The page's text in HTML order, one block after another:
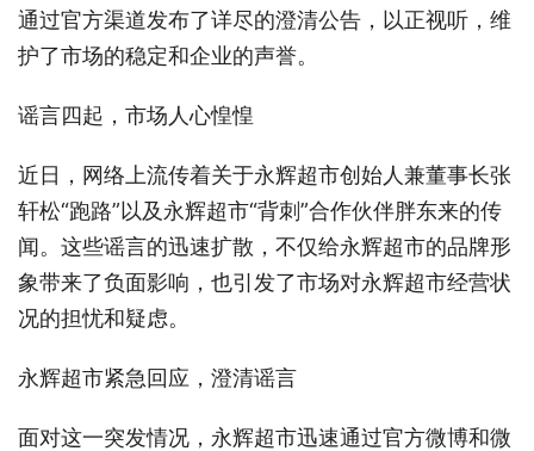
通过官方渠道发布了详尽的澄清公告，以正视听，维
护了市场的稳定和企业的声誉。
谣言四起，市场人心惶惶
近日，网络上流传着关于永辉超市创始人兼董事长张
轩松“跑路”以及永辉超市“背刺”合作伙伴胖东来的传
闻。这些谣言的迅速扩散，不仅给永辉超市的品牌形
象带来了负面影响，也引发了市场对永辉超市经营状
况的担忧和疑虑。
永辉超市紧急回应，澄清谣言
面对这一突发情况，永辉超市迅速通过官方微博和微